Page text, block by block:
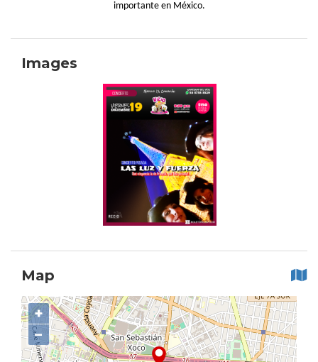
importante en México.
Images
Map
+
−